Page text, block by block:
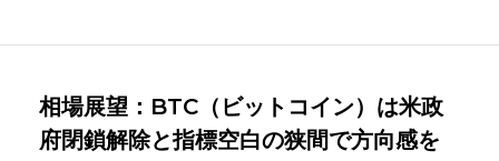
相場展望：BTC（ビットコイン）は米政
府閉鎖解除と指標空白の狭間で方向感を